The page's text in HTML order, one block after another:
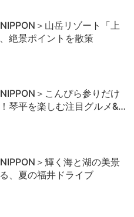
＞山岳リゾート「上
絶景ポイントを散策
＞こんぴら参りだけ
琴平を楽しむ注目グルメ&…
＞輝く海と湖の美景
、夏の福井ドライブ